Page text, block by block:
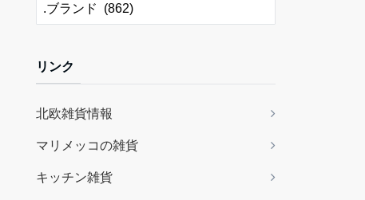
リンク
北欧雑貨情報
マリメッコの雑貨
キッチン雑貨